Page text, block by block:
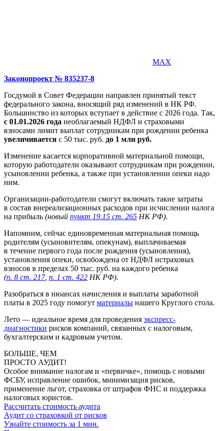
MAX
Законопроект № 835237-8
Госдумой в Совет Федерации направлен принятый текст
федерального закона, вносящий ряд изменений в НК РФ.
Большинство из которых вступает в действие с 2026 года. Так,
с 01.01.2026 года необлагаемый НДФЛ и страховыми
взносами лимит выплат сотрудникам при рождении ребенка
увеличивается с 50 тыс. руб. до 1 млн руб.
Изменение касается корпоративной материальной помощи,
которую работодатели оказывают сотрудникам при рождении,
усыновлении ребенка, а также при установлении опеки надо
ним.
Организации-работодатели смогут включать такие затраты
в состав внереализационных расходов при исчислении налога
на прибыль (новый пункт 19.15 ст. 265 НК РФ).
Напомним, сейчас единовременная материальная помощь
родителям (усыновителям, опекунам), выплачиваемая
в течение первого года после рождения (усыновления),
установления опеки, освобождена от НДФЛ истраховых
взносов в пределах 50 тыс. руб. на каждого ребенка
(п. 8 ст. 217, п. 1 ст. 422 НК РФ).
Разобраться в нюансах начисления и выплаты заработной
платы в 2025 году помогут материалы нашего Круглого стола.
Лето — идеальное время для проведения экспресс-
диагностики рисков компаний, связанных с налоговым,
бухгалтерским и кадровым учетом.
БОЛЬШЕ, ЧЕМ
ПРОСТО АУДИТ!
Особое внимание налогам и «первичке», помощь с новыми
ФСБУ, исправление ошибок, минимизация рисков,
применение льгот, страховка от штрафов ФНС и поддержка
налоговых юристов.
Рассчитать стоимость аудита
Аудит со страховкой от рисков
Узнайте стоимость за 1 мин.